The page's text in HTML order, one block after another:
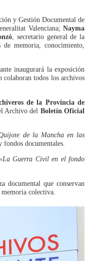
y Gestión Documental de
Valenciana;Nayma
, secretario general de la
memoria, conocimiento,
inaugurará la exposición
colaboran todos los archivos
de la Provincia de
Archivo del Boletín Oficial
de la Mancha en las
documentales.
Guerra Civil en el fondo
documental que conservan
colectiva.